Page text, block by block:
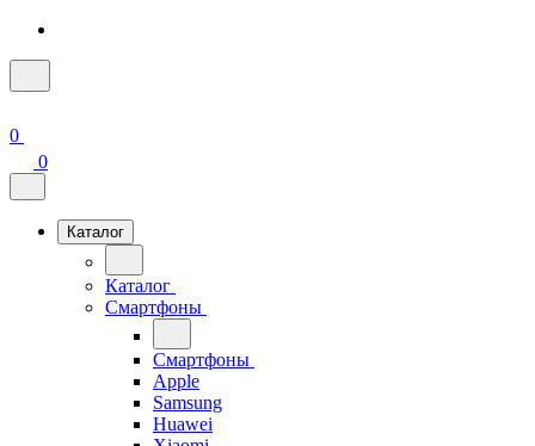
0
0
Каталог
Каталог
Смартфоны
Смартфоны
Apple
Samsung
Huawei